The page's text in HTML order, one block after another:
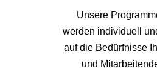
Unsere
werden individuell
auf die Bedürfnisse
und